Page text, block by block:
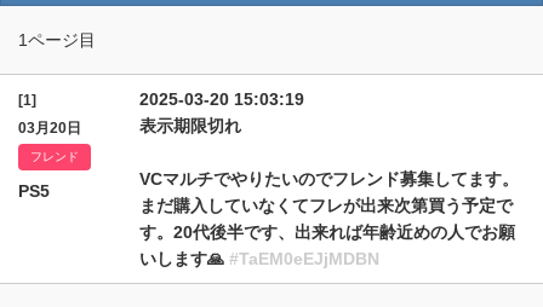
1ページ目
[1]
03月20日
フレンド
PS5
2025-03-20 15:03:19
表示期限切れ
VCマルチでやりたいのでフレンド募集してます。
まだ購入していなくてフレが出来次第買う予定で
す。20代後半です、出来れば年齢近めの人でお願
いします🙏 #TaEM0eEJjMDBN